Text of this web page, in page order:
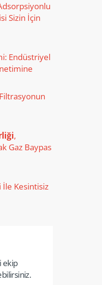
Sizin İçin
Endüstriyel
,
Gaz Baypas
Kesintisiz
ekip